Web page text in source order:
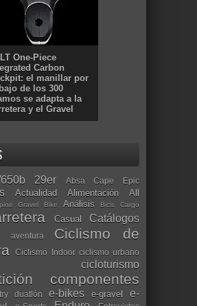
One-Piece
Carbon
el manillar por
de los 300
se adapta a la
y el Gravel
29er Absa Cape Epic
Actualidad Alimentación
All
Gravel Bike Análisis Bicis Cargo
Casual Catálogos
aventura
Ciclismo de
Ciclismo Indoor ciclismo urbano
cicloturismo
componentes
duatlón e-bikes e-gravel
e-